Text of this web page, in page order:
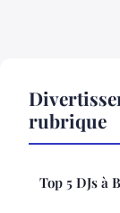
rubrique
Top 5 DJs à